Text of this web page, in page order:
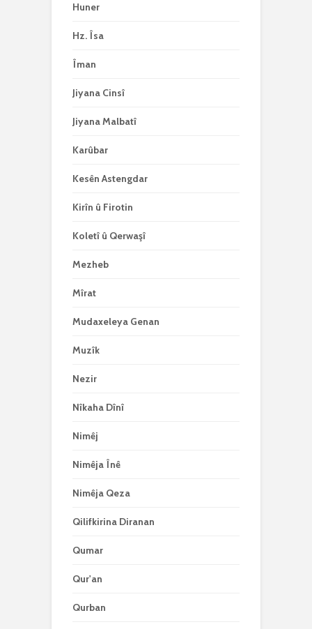
Huner
Hz. Îsa
Îman
Jiyana Cinsî
Jiyana Malbatî
Karûbar
Kesên Astengdar
Kirîn û Firotin
Koletî û Qerwaşî
Mezheb
Mîrat
Mudaxeleya Genan
Muzîk
Nezir
Nîkaha Dînî
Nimêj
Nimêja Înê
Nimêja Qeza
Qilifkirina Diranan
Qumar
Qur'an
Qurban